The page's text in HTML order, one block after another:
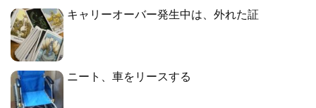
キャリーオーバー発生中は、外れた証
ニート、車をリースする